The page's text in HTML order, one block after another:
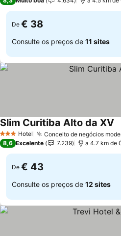
De € 38
Consulte os preços de 11 sites
3 EstrelasHotel Conceito de negócios
Slim Curitiba Alto da XV
8,6 Excelente 7.239 a 4.7 km de
De € 43
Consulte os preços de 12 sites